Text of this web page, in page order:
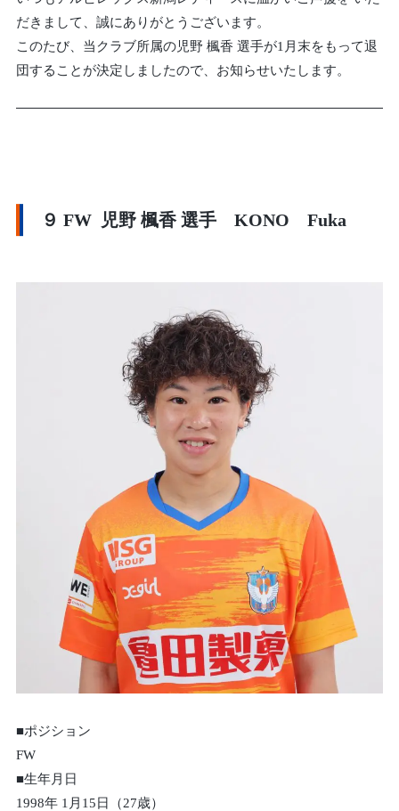
だきまして、誠にありがとうございます。
このたび、当クラブ所属の児野 楓香 選手が1月末をもって退
団することが決定しましたので、お知らせいたします。
９ FW 児野 楓香 選手 KONO Fuka
■ポジション
FW
■生年月日
1998年 1月15日（27歳）